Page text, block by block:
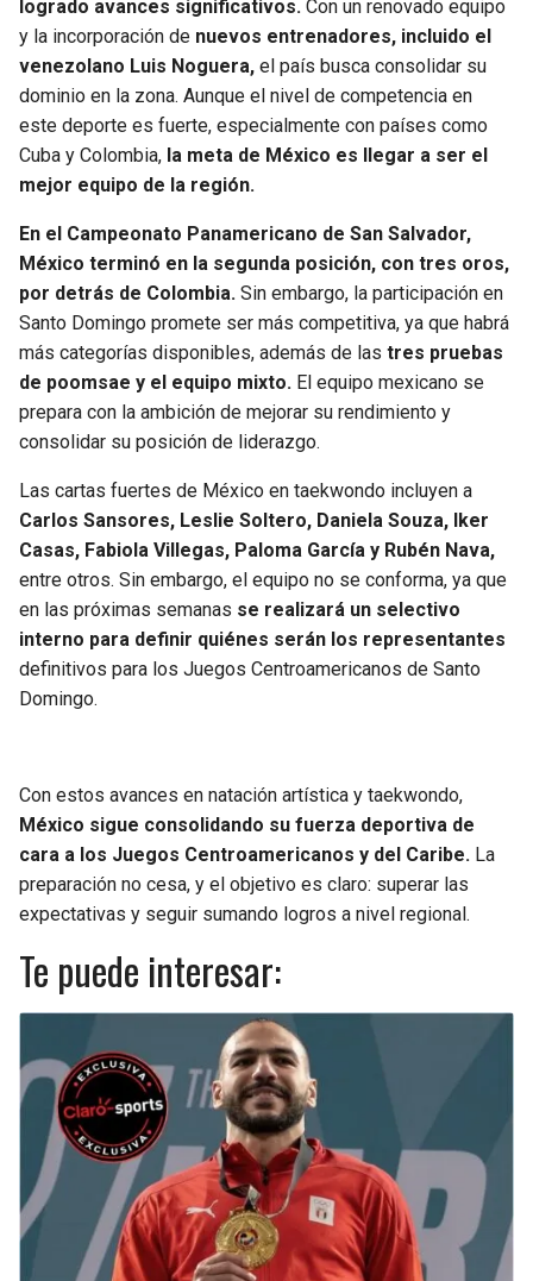
logrado avances significativos. Con un renovado equipo
y la incorporación de nuevos entrenadores, incluido el
venezolano Luis Noguera, el país busca consolidar su
dominio en la zona. Aunque el nivel de competencia en
este deporte es fuerte, especialmente con países como
Cuba y Colombia, la meta de México es llegar a ser el
mejor equipo de la región.
En el Campeonato Panamericano de San Salvador,
México terminó en la segunda posición, con tres oros,
por detrás de Colombia. Sin embargo, la participación en
Santo Domingo promete ser más competitiva, ya que habrá
más categorías disponibles, además de las tres pruebas
de poomsae y el equipo mixto. El equipo mexicano se
prepara con la ambición de mejorar su rendimiento y
consolidar su posición de liderazgo.
Las cartas fuertes de México en taekwondo incluyen a
Carlos Sansores, Leslie Soltero, Daniela Souza, Iker
Casas, Fabiola Villegas, Paloma García y Rubén Nava,
entre otros. Sin embargo, el equipo no se conforma, ya que
en las próximas semanas se realizará un selectivo
interno para definir quiénes serán los representantes
definitivos para los Juegos Centroamericanos de Santo
Domingo.
Con estos avances en natación artística y taekwondo,
México sigue consolidando su fuerza deportiva de
cara a los Juegos Centroamericanos y del Caribe. La
preparación no cesa, y el objetivo es claro: superar las
expectativas y seguir sumando logros a nivel regional.
Te puede interesar: